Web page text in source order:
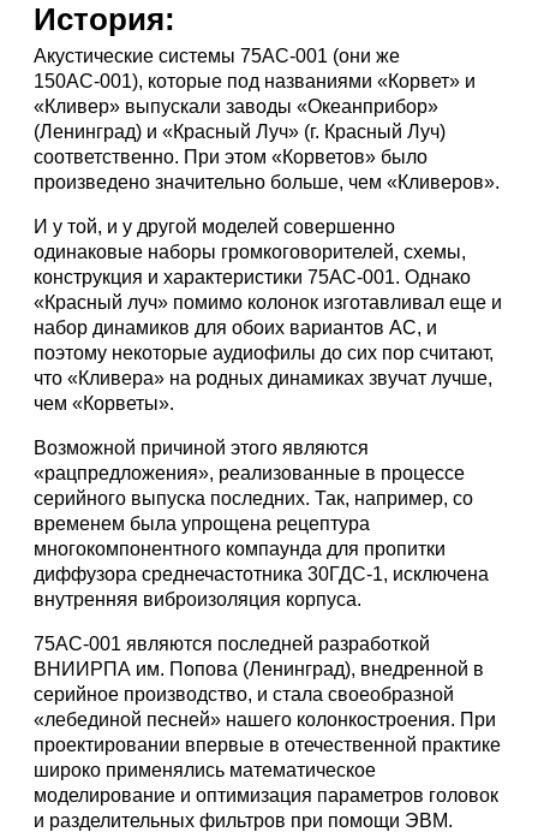
История:
Акустические системы 75АС-001 (они же
150АС-001), которые под названиями «Корвет» и
«Кливер» выпускали заводы «Океанприбор»
(Ленинград) и «Красный Луч» (г. Красный Луч)
соответственно. При этом «Корветов» было
произведено значительно больше, чем «Кливеров».
И у той, и у другой моделей совершенно
одинаковые наборы громкоговорителей, схемы,
конструкция и характеристики 75АС-001. Однако
«Красный луч» помимо колонок изготавливал еще и
набор динамиков для обоих вариантов АС, и
поэтому некоторые аудиофилы до сих пор считают,
что «Кливера» на родных динамиках звучат лучше,
чем «Корветы».
Возможной причиной этого являются
«рацпредложения», реализованные в процессе
серийного выпуска последних. Так, например, со
временем была упрощена рецептура
многокомпонентного компаунда для пропитки
диффузора среднечастотника 30ГДС-1, исключена
внутренняя виброизоляция корпуса.
75АС-001 являются последней разработкой
ВНИИРПА им. Попова (Ленинград), внедренной в
серийное производство, и стала своеобразной
«лебединой песней» нашего колонкостроения. При
проектировании впервые в отечественной практике
широко применялись математическое
моделирование и оптимизация параметров головок
и разделительных фильтров при помощи ЭВМ.